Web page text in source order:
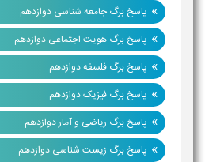
» پاسخ برگ جامعه شناسی دوازدهم
» پاسخ برگ هویت اجتماعی دوازدهم
» پاسخ برگ فلسفه دوازدهم
» پاسخ برگ فیزیک دوازدهم
» پاسخ برگ ریاضی و آمار دوازدهم
» پاسخ برگ زیست شناسی دوازدهم